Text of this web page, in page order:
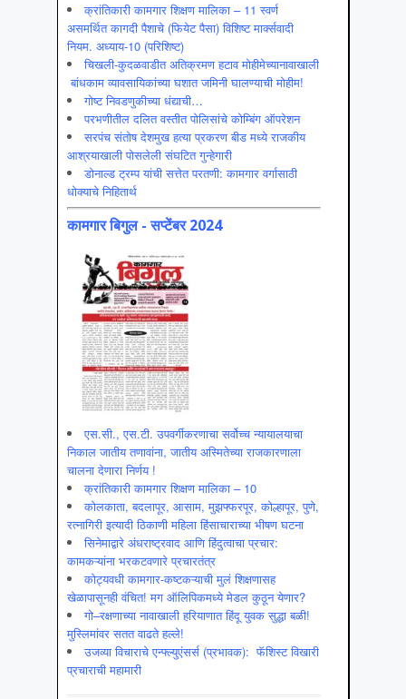
क्रांतिकारी कामगार शिक्षण मालिका – 11 स्वर्ण
असमर्थित कागदी पैशाचे (फियेट पैसा) विशिष्ट मार्क्सवादी
नियम. अध्याय-10 (परिशिष्ट)
चिखली-कुदळवाडीत अतिक्रमण हटाव मोहीमेच्यानावाखाली
बांधकाम व्यावसायिकांच्या घशात जमिनी घालण्याची मोहीम!
गोष्ट निवडणुकीच्या धंद्याची…
परभणीतील दलित वस्तीत पोलिसांचे कोम्बिंग ऑपरेशन
सरपंच संतोष देशमुख हत्या प्रकरण बीड मध्ये राजकीय
आश्रयाखाली पोसलेली संघटित गुन्हेगारी
डोनाल्ड ट्रम्प यांची सत्तेत परतणी: कामगार वर्गासाठी
धोक्याचे निहितार्थ
कामगार बिगुल - सप्टेंबर 2024
एस.सी., एस.टी. उपवर्गीकरणाचा सर्वोच्च न्यायालयाचा
निकाल जातीय तणावांना, जातीय अस्मितेच्या राजकारणाला
चालना देणारा निर्णय !
क्रांतिकारी कामगार शिक्षण मालिका – 10
कोलकाता, बदलापूर, आसाम, मुझफ्फरपूर, कोल्हापूर, पुणे,
रत्नागिरी इत्यादी ठिकाणी महिला हिंसाचाराच्या भीषण घटना
सिनेमाद्वारे अंधराष्ट्रवाद आणि हिंदुत्वाचा प्रचार:
कामकऱ्यांना भरकटवणारे प्रचारतंत्र
कोट्यवधी कामगार-कष्टकऱ्याची मुलं शिक्षणासह
खेळापासूनही वंचित! मग ऑलिपिकमध्ये मेडल कुठून येणार?
गो–रक्षणाच्या नावाखाली हरियाणात हिंदू युवक सुद्धा बळी!
मुस्लिमांवर सतत वाढते हल्ले!
उजव्या विचाराचे एन्फ्ल्युएंसर्स (प्रभावक): फॅशिस्ट विखारी
प्रचाराची महामारी